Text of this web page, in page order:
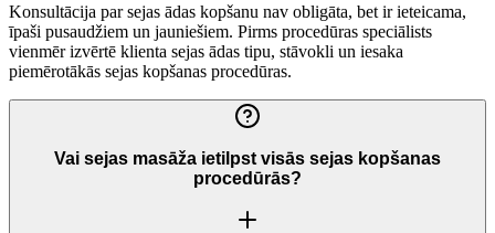
Konsultācija par sejas ādas kopšanu nav obligāta, bet ir ieteicama,
īpaši pusaudžiem un jauniešiem. Pirms procedūras speciālists
vienmēr izvērtē klienta sejas ādas tipu, stāvokli un iesaka
piemērotākās sejas kopšanas procedūras.
Vai sejas masāža ietilpst visās sejas kopšanas
procedūrās?